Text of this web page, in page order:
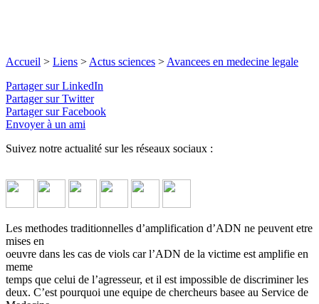
Accueil > Liens > Actus sciences > Avancees en medecine legale
Partager sur LinkedIn
Partager sur Twitter
Partager sur Facebook
Envoyer à un ami
Suivez notre actualité sur les réseaux sociaux :
Les methodes traditionnelles d’amplification d’ADN ne peuvent etre
mises en
oeuvre dans les cas de viols car l’ADN de la victime est amplifie en
meme
temps que celui de l’agresseur, et il est impossible de discriminer les
deux. C’est pourquoi une equipe de chercheurs basee au Service de